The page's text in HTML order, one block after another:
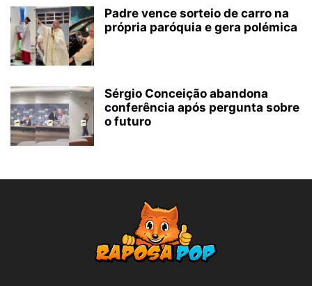
Padre vence sorteio de carro na
própria paróquia e gera polémica
Sérgio Conceição abandona
conferência após pergunta sobre
o futuro